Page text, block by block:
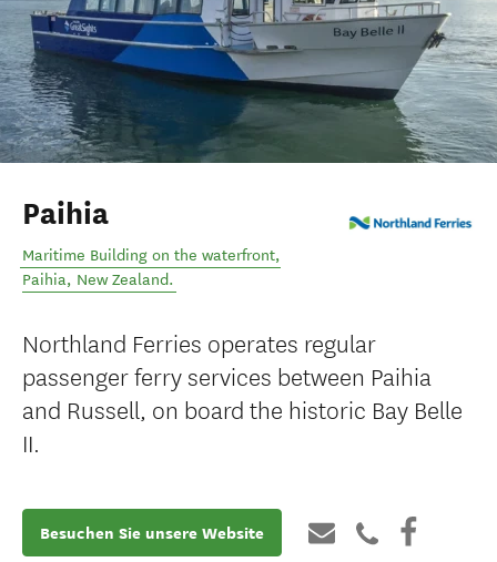
Paihia
Maritime Building on the waterfront,
Paihia, New Zealand.
Northland Ferries operates regular
passenger ferry services between Paihia
and Russell, on board the historic Bay Belle
II.
Besuchen Sie unsere Website